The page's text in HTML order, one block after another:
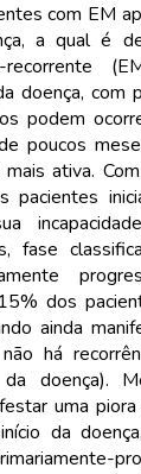
com EM
a qual é
doença, com
podem
poucos
ativa.
pacientes
fase
dos
ainda
há
doença).
uma
da